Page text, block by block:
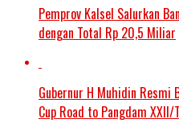
Pemprov Kalsel Salurkan
dengan Total Rp 20,5 Miliar
Gubernur H Muhidin Resmi
Cup Road to Pangdam